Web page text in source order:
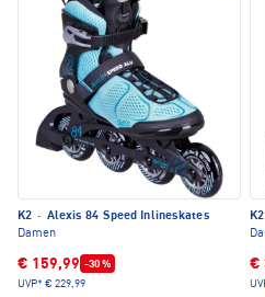
K2 · Alexis 84 Speed Inlineskates
Damen
€ 159,99 -30 %
UVP* € 229,99
K2
€